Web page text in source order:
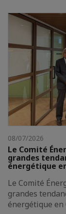
08/07/2026
Le Comité
grandes
énergétique
Le Comité
grandes
énergétique